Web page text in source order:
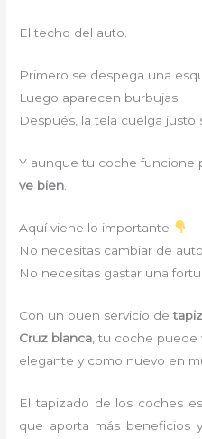
El techo del auto.
Primero se despega una
Luego aparecen burbujas.
Después, la tela cuelga justo
Y aunque tu coche funcione
ve bien
Aquí viene lo importante
No necesitas cambiar de auto.
No necesitas gastar una
Con un buen servicio de
Cruz blanca , tu coche puede
elegante y como nuevo en
El tapizado de los coches
que aporta más beneficios